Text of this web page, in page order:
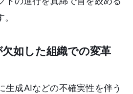
如した組織での変革
生成AIなどの不確実性を伴う